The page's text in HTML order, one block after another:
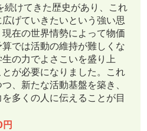
けてきた歴史があり、これ
げていきたいという強い思
在の世界情勢によって物価
では活動の維持が難しくな
の力でよさこいを盛り上
が必要になりました。これ
、新たな活動基盤を築き、
多くの人に伝えることが目